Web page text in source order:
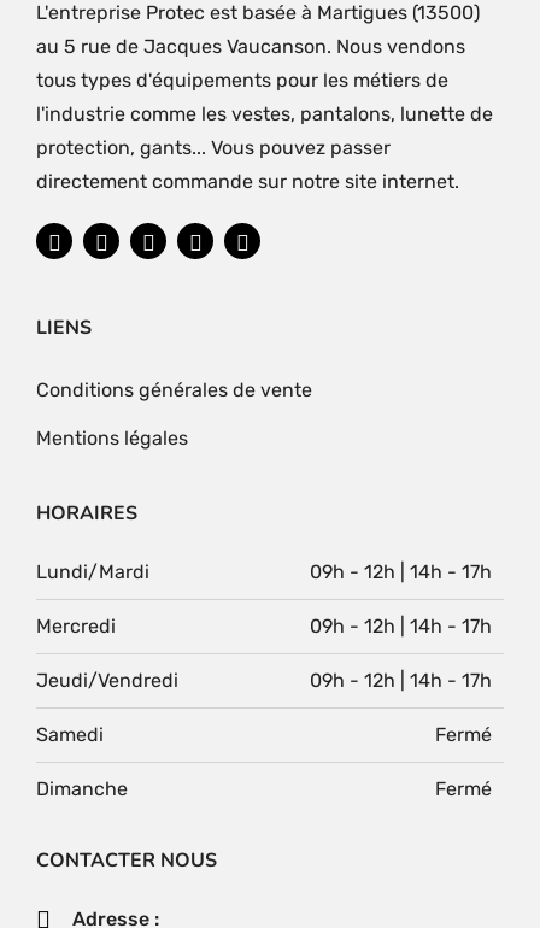
L'entreprise Protec est basée à Martigues (13500)
au 5 rue de Jacques Vaucanson. Nous vendons
tous types d'équipements pour les métiers de
l'industrie comme les vestes, pantalons, lunette de
protection, gants... Vous pouvez passer
directement commande sur notre site internet.
LIENS
Conditions générales de vente
Mentions légales
HORAIRES
Lundi/Mardi 09h - 12h | 14h - 17h
Mercredi 09h - 12h | 14h - 17h
Jeudi/Vendredi 09h - 12h | 14h - 17h
Samedi Fermé
Dimanche Fermé
CONTACTER NOUS
Adresse :